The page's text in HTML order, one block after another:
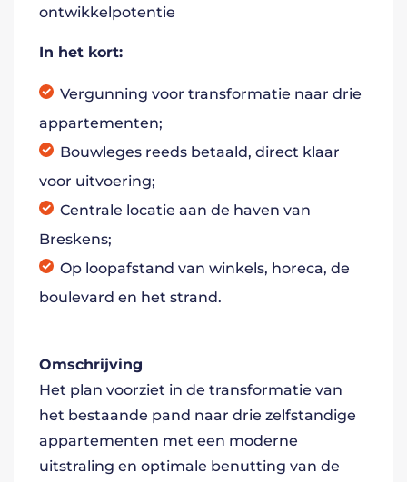
ontwikkelpotentie
In het kort:
Vergunning voor transformatie naar drie
appartementen;
Bouwleges reeds betaald, direct klaar
voor uitvoering;
Centrale locatie aan de haven van
Breskens;
Op loopafstand van winkels, horeca, de
boulevard en het strand.
Omschrijving
Het plan voorziet in de transformatie van
het bestaande pand naar drie zelfstandige
appartementen met een moderne
uitstraling en optimale benutting van de